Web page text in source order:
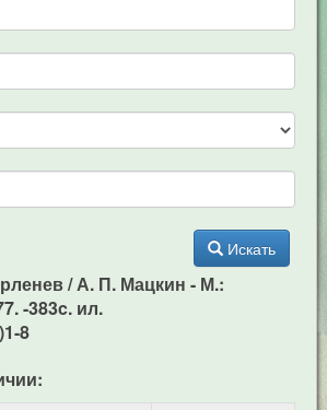
Искать
/ А. П. Мацкин - М.:
-383c. ил.
8